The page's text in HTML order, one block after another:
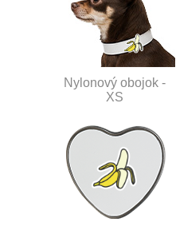
Nylonový obojok -
XS